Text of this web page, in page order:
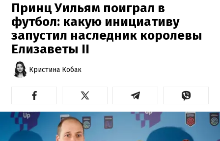
Принц Уильям поиграл в
футбол: какую инициативу
запустил наследник королевы
Елизаветы II
Кристина Кобак